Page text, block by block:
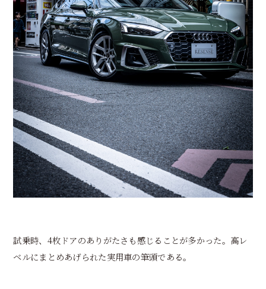
試乗時、4枚ドアのありがたさも感じることが多かった。高レ
ベルにまとめあげられた実用車の筆頭である。